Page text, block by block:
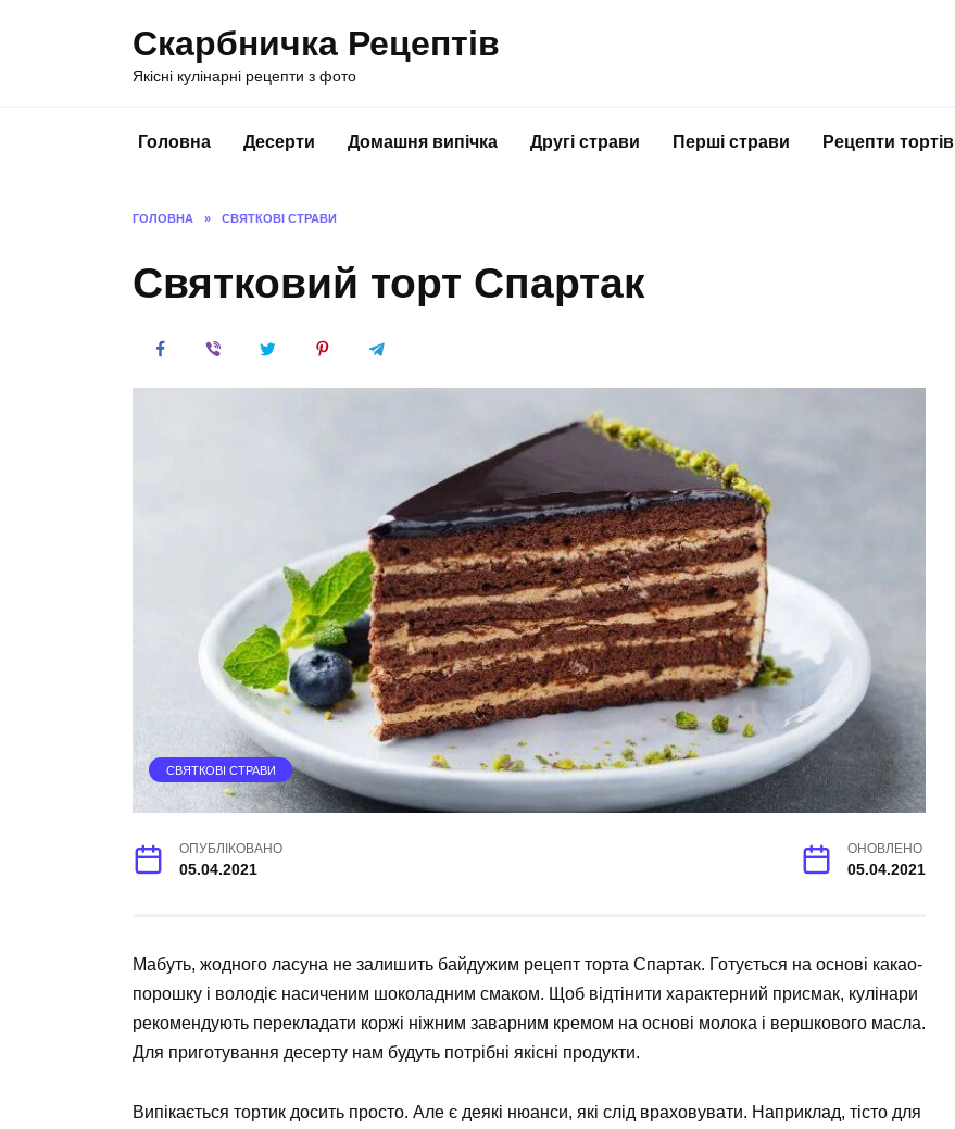
Скарбничка Рецептів
Якісні кулінарні рецепти з фото
Головна Десерти Домашня випічка Другі страви Перші страви Рецепти тортів
ГОЛОВНА » СВЯТКОВІ СТРАВИ
Святковий торт Спартак
СВЯТКОВІ СТРАВИ
ОПУБЛІКОВАНО
05.04.2021
ОНОВЛЕНО
05.04.2021
Мабуть, жодного ласуна не залишить байдужим рецепт торта Спартак. Готується на основі какао-
порошку і володіє насиченим шоколадним смаком. Щоб відтінити характерний присмак, кулінари
рекомендують перекладати коржі ніжним заварним кремом на основі молока і вершкового масла.
Для приготування десерту нам будуть потрібні якісні продукти.
Випікається тортик досить просто. Але є деякі нюанси, які слід враховувати. Наприклад, тісто для